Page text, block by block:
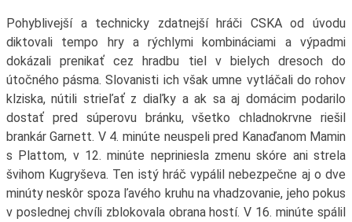
Pohyblivejší a technicky zdatnejší hráči CSKA od úvodu
diktovali tempo hry a rýchlymi kombináciami a výpadmi
dokázali prenikať cez hradbu tiel v bielych dresoch do
útočného pásma. Slovanisti ich však umne vytláčali do rohov
klziska, nútili strieľať z diaľky a ak sa aj domácim podarilo
dostať pred súperovu bránku, všetko chladnokrvne riešil
brankár Garnett. V 4. minúte neuspeli pred Kanaďanom Mamin
s Plattom, v 12. minúte nepriniesla zmenu skóre ani strela
švihom Kugryševa. Ten istý hráč vypálil nebezpečne aj o dve
minúty neskôr spoza ľavého kruhu na vhadzovanie, jeho pokus
v poslednej chvíli zblokovala obrana hostí. V 16. minúte spálil